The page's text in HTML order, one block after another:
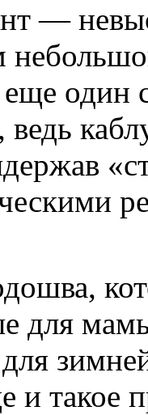
—
еще
ведь
для
для
и такое